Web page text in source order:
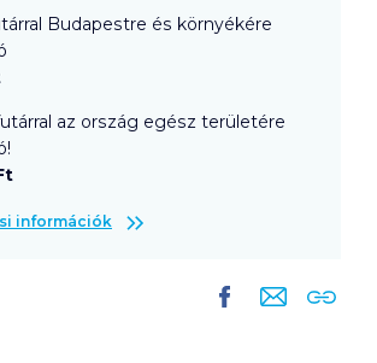
Budapestre és környékére
az ország egész területére
információk